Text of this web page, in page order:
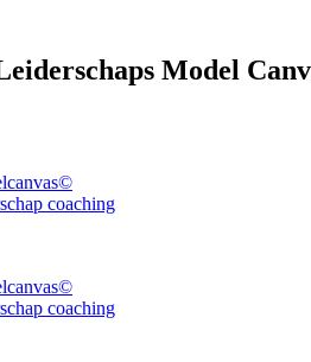
Model
coaching
coaching